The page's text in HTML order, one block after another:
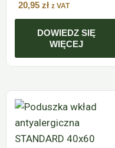
20,95 zł z VAT
DOWIEDZ SIĘ
WIĘCEJ